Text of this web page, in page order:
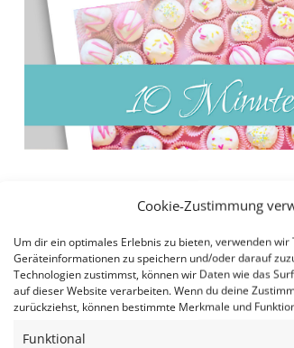
Cookie-Zustimmung
Um dir ein optimales Erlebnis zu bieten, verwenden wir
Geräteinformationen zu speichern und/oder darauf
Technologien zustimmst, können wir Daten wie das
auf dieser Website verarbeiten. Wenn du deine
zurückziehst, können bestimmte Merkmale und
Funktional